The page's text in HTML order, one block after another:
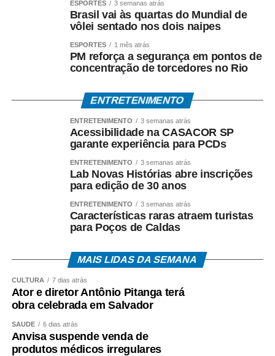
Fantini e dos arquitetos Luis Fernando Estuqui e Marina
A iniciativa reforça a trajetória iniciada em 2006, quando
foram implementadas as primeiras adaptações – rampas,
tátil – e consolida a CASACOR como referência nacional
em arquitetura universal.
COMENTE ABAIXO:
WhatsApp
Facebook
Twitter
Messenger
LinkedIn
Share
ESPORTES 3 semanas atrás
Brasil vai às quartas do Mundial de
vôlei sentado nos dois naipes
ESPORTES 1 mês atrás
PM reforça a segurança em pontos de
concentração de torcedores no Rio
ENTRETENIMENTO
ENTRETENIMENTO 3 semanas atrás
Acessibilidade na CASACOR SP
garante experiência para PCDs
ENTRETENIMENTO 3 semanas atrás
Lab Novas Histórias abre inscrições
para edição de 30 anos
ENTRETENIMENTO 3 semanas atrás
Características raras atraem turistas
para Poços de Caldas
MAIS LIDAS DA SEMANA
CULTURA 7 dias atrás
Ator e diretor Antônio Pitanga terá
obra celebrada em Salvador
SAÚDE 6 dias atrás
Anvisa suspende venda de
produtos médicos irregulares